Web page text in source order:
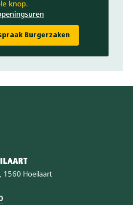
knop.
Burgerzaken
1560 Hoeilaart